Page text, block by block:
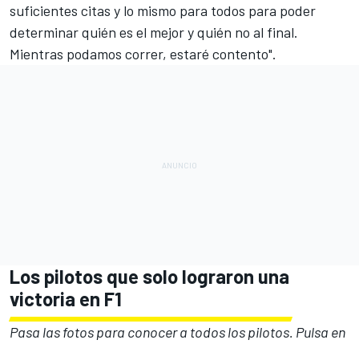
suficientes citas y lo mismo para todos para poder
determinar quién es el mejor y quién no al final.
Mientras podamos correr, estaré contento".
Los pilotos que solo lograron una
victoria en F1
Pasa las fotos para conocer a todos los pilotos. Pulsa en